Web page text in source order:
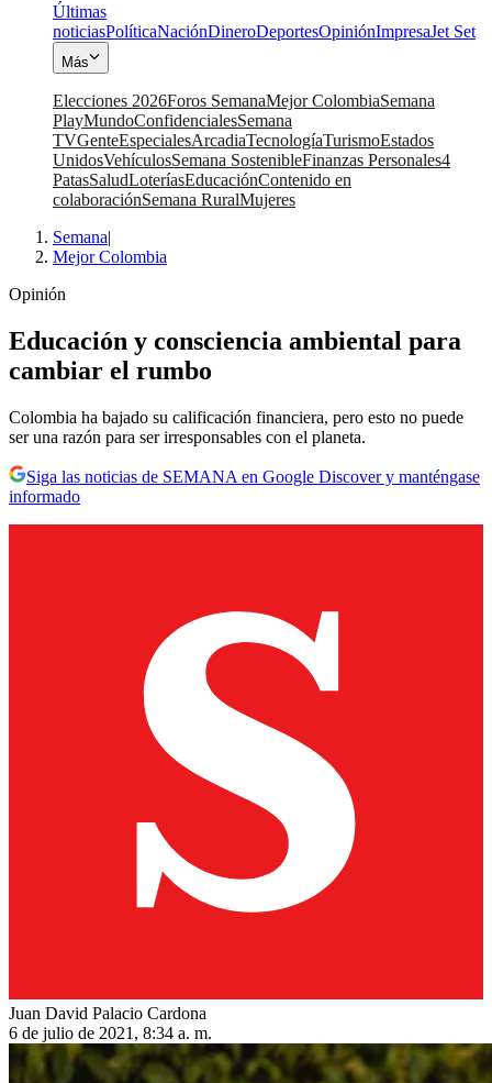
Últimas
noticiasPolíticaNaciónDineroDeportesOpiniónImpresaJet Set
Más
Elecciones 2026Foros SemanaMejor ColombiaSemana
PlayMundoConfidencialesSemana
TVGenteEspecialesArcadiaTecnologíaTurismoEstados
UnidosVehículosSemana SostenibleFinanzas Personales4
PatasSaludLoteríasEducaciónContenido en
colaboraciónSemana RuralMujeres
Semana|
Mejor Colombia
Opinión
Educación y consciencia ambiental para
cambiar el rumbo
Colombia ha bajado su calificación financiera, pero esto no puede
ser una razón para ser irresponsables con el planeta.
Siga las noticias de SEMANA en Google Discover y manténgase
informado
Juan David Palacio Cardona
6 de julio de 2021, 8:34 a. m.